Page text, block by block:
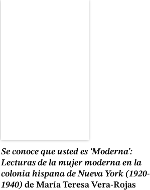
Se conoce que usted es ‘Moderna’:
Lecturas de la mujer moderna en la
colonia hispana de Nueva York (1920-
1940) de María Teresa Vera-Rojas